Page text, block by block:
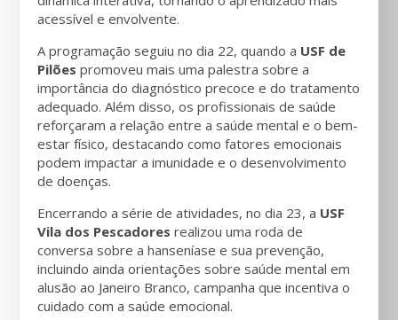
acessível e envolvente.
A programação seguiu no dia 22, quando a USF de
Pilões promoveu mais uma palestra sobre a
importância do diagnóstico precoce e do tratamento
adequado. Além disso, os profissionais de saúde
reforçaram a relação entre a saúde mental e o bem-
estar físico, destacando como fatores emocionais
podem impactar a imunidade e o desenvolvimento
de doenças.
Encerrando a série de atividades, no dia 23, a USF
Vila dos Pescadores realizou uma roda de
conversa sobre a hanseníase e sua prevenção,
incluindo ainda orientações sobre saúde mental em
alusão ao Janeiro Branco, campanha que incentiva o
cuidado com a saúde emocional.